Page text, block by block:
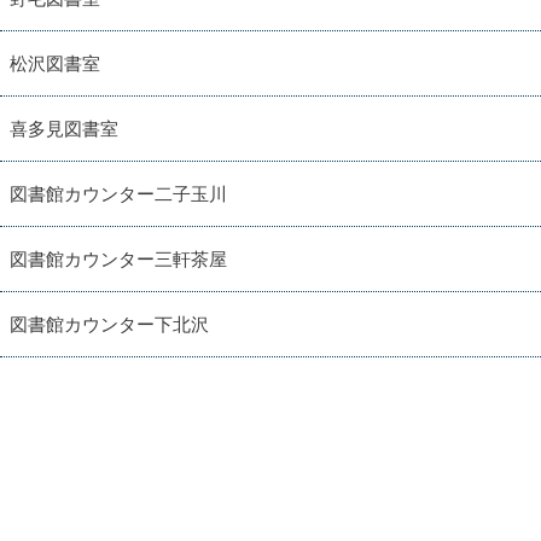
松沢図書室
喜多見図書室
図書館カウンター二子玉川
図書館カウンター三軒茶屋
図書館カウンター下北沢